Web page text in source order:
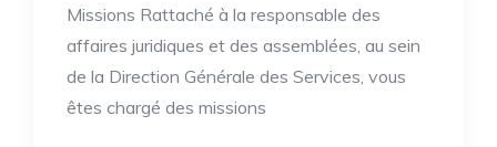
Missions Rattaché à la responsable des
affaires juridiques et des assemblées, au sein
de la Direction Générale des Services, vous
êtes chargé des missions